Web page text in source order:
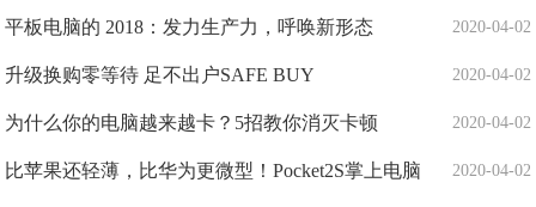
2020-04-02
平板电脑的 2018：发力生产力，呼唤新形态
2020-04-02
升级换购零等待 足不出户SAFE BUY
2020-04-02
为什么你的电脑越来越卡？5招教你消灭卡顿
2020-04-02
比苹果还轻薄，比华为更微型！Pocket2S掌上电脑